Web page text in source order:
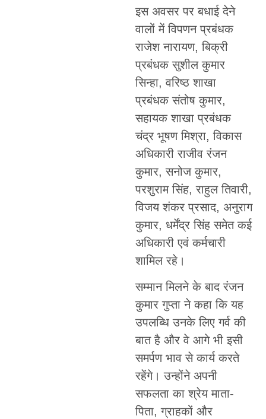
इस अवसर पर बधाई देने
वालों में विपणन प्रबंधक
राजेश नारायण, बिक्री
प्रबंधक सुशील कुमार
सिन्हा, वरिष्ठ शाखा
प्रबंधक संतोष कुमार,
सहायक शाखा प्रबंधक
चंद्र भूषण मिश्रा, विकास
अधिकारी राजीव रंजन
कुमार, सनोज कुमार,
परशुराम सिंह, राहुल तिवारी,
विजय शंकर प्रसाद, अनुराग
कुमार, धर्मेंद्र सिंह समेत कई
अधिकारी एवं कर्मचारी
शामिल रहे।
सम्मान मिलने के बाद रंजन
कुमार गुप्ता ने कहा कि यह
उपलब्धि उनके लिए गर्व की
बात है और वे आगे भी इसी
समर्पण भाव से कार्य करते
रहेंगे। उन्होंने अपनी
सफलता का श्रेय माता-
पिता, ग्राहकों और